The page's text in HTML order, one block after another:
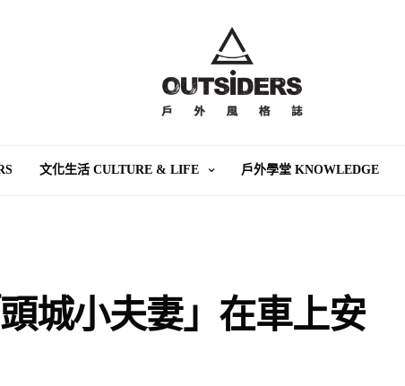
文化生活 CULTURE & LIFE 戶外學堂 KNOWLEDGE
城小夫妻」在車上安